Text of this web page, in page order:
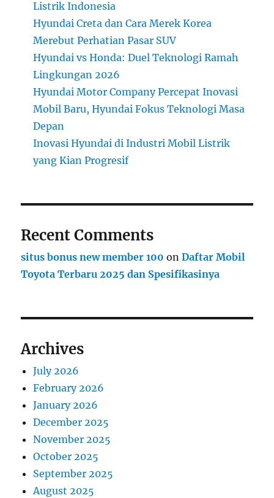
Listrik Indonesia
Hyundai Creta dan Cara Merek Korea
Merebut Perhatian Pasar SUV
Hyundai vs Honda: Duel Teknologi Ramah
Lingkungan 2026
Hyundai Motor Company Percepat Inovasi
Mobil Baru, Hyundai Fokus Teknologi Masa
Depan
Inovasi Hyundai di Industri Mobil Listrik
yang Kian Progresif
Recent Comments
situs bonus new member 100 onDaftar Mobil
Toyota Terbaru 2025 dan Spesifikasinya
Archives
July 2026
February 2026
January 2026
December 2025
November 2025
October 2025
September 2025
August 2025